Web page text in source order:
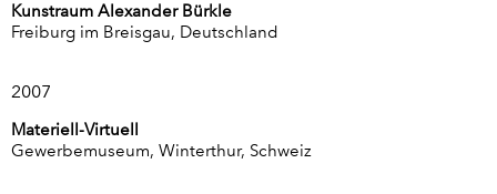
Kunstraum Alexander Bürkle
Freiburg im Breisgau, Deutschland
2007
Materiell-Virtuell
Gewerbemuseum, Winterthur, Schweiz